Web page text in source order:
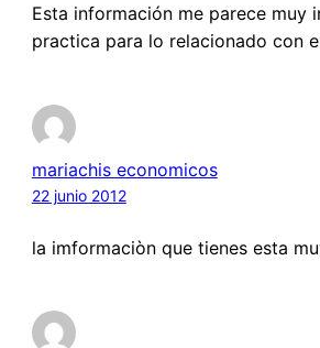
Esta información me parece muy
practica para lo relacionado con
mariachis economicos
22 junio 2012
la imformaciòn que tienes esta